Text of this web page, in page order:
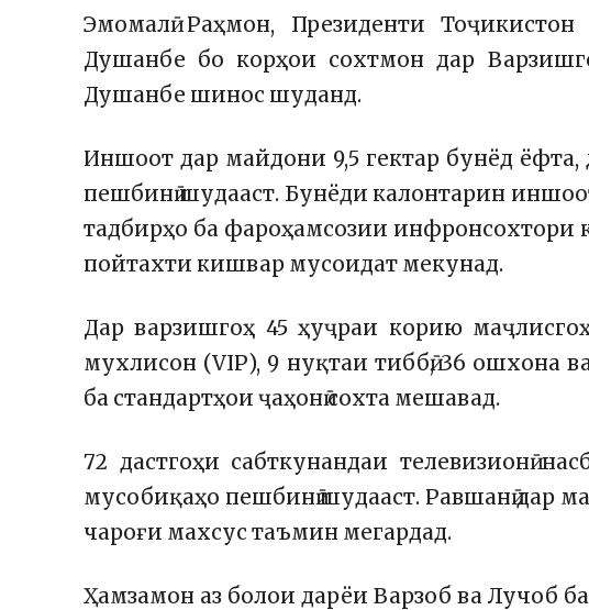
Эмомалӣ Раҳмон, Президенти
Душанбе бо корҳои сохтмон дар
Душанбе шинос шуданд.
Иншоот дар майдони 9,5 гектар бунёд
пешбинӣ шудааст. Бунёди калонтарин
тадбирҳо ба фароҳамсозии инфронсохтори
пойтахти кишвар мусоидат мекунад.
Дар варзишгоҳ 45 ҳуҷраи корию
мухлисон (VIP), 9 нуқтаи тиббӣ, 36 ошхона
ба стандартҳои ҷаҳонӣ сохта мешавад.
72 дастгоҳи сабткунандаи телевизионӣ
мусобиқаҳо пешбинӣ шудааст. Равшанӣ дар
чароғи махсус таъмин мегардад.
Ҳамзамон аз болои дарёи Варзоб ва Лучоб